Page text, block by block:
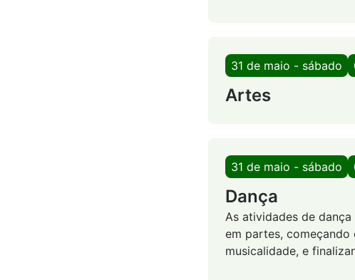
31 de maio - sábado
Artes
31 de maio - sábado
Dança
As atividades de
em partes,
musicalidade, e